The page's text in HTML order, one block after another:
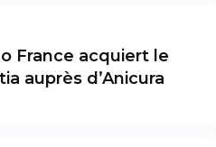
France acquiert le
auprès d’Anicura